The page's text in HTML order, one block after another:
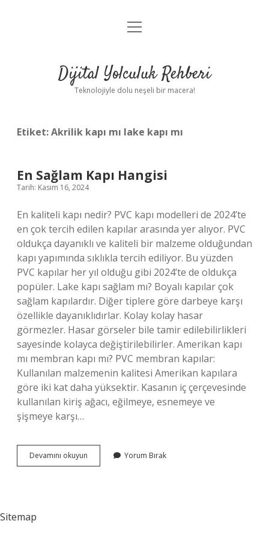
Anasayfa
Yasal Uyarı
menüyü
Dijital Yolculuk Rehberi
Teknolojiyle dolu neşeli bir macera!
Etiket:Akrilik kapı mı lake kapı mı
En Sağlam Kapı Hangisi
Tarih: Kasım 16, 2024
En kaliteli kapı nedir? PVC kapı modelleri de 2024’te
en çok tercih edilen kapılar arasında yer alıyor. PVC
oldukça dayanıklı ve kaliteli bir malzeme olduğundan
kapı yapımında sıklıkla tercih ediliyor. Bu yüzden
PVC kapılar her yıl olduğu gibi 2024’te de oldukça
popüler. Lake kapı sağlam mı? Boyalı kapılar çok
sağlam kapılardır. Diğer tiplere göre darbeye karşı
özellikle dayanıklıdırlar. Kolay kolay hasar
görmezler. Hasar görseler bile tamir edilebilirlikleri
sayesinde kolayca değiştirilebilirler. Amerikan kapı
mı membran kapı mı? PVC membran kapılar:
Kullanılan malzemenin kalitesi Amerikan kapılara
göre iki kat daha yüksektir. Kasanın iç çerçevesinde
kullanılan kiriş ağacı, eğilmeye, esnemeye ve
şişmeye karşı…
Devamını okuyun
Sağlam
Yorum Bırak
Sitemap